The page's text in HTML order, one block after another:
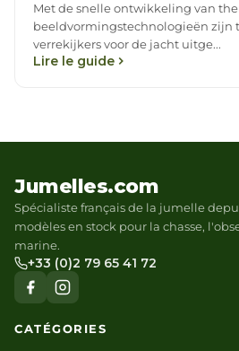
Met de snelle ontwikkeling van
beeldvormingstechnologieën zijn
verrekijkers voor de jacht uitge...
Lire le guide
Jumelles.com
Spécialiste français de la jumelle
modèles en stock pour la chasse,
marine.
+33 (0)2 79 65 41 72
CATÉGORIES